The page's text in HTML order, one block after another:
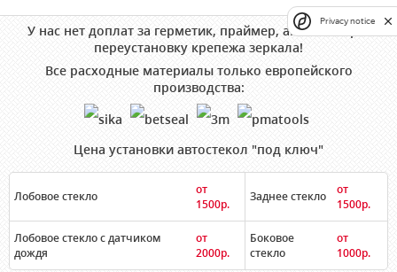
У нас нет доплат за герметик, праймер, аппликатор и
переустановку крепежа зеркала!
Все расходные материалы только европейского
производства:
Цена установки автостекол "под ключ"
Лобовое стекло
от
1500р.
Заднее стекло
от
1500р.
Лобовое стекло с датчиком
дождя
от
2000р.
Боковое
стекло
от
1000р.
Privacy notice